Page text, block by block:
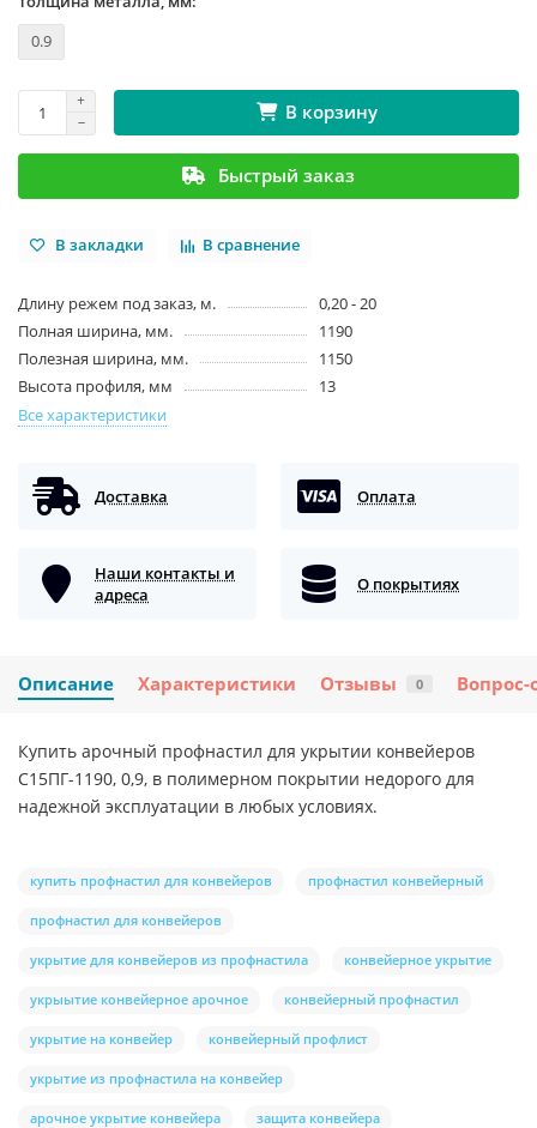
0.9
В корзину
Быстрый заказ
В закладки В сравнение
Длину режем под заказ, м.
0,20 - 20
Полная ширина, мм.
1190
Полезная ширина, мм.
1150
Высота профиля, мм
13
Все характеристики
Доставка Оплата
Наши контакты и
адреса
О покрытиях
Описание Характеристики Отзывы 0 Вопрос-
Купить арочный профнастил для укрытии конвейеров
С15ПГ-1190, 0,9, в полимерном покрытии недорого для
надежной эксплуатации в любых условиях.
купить профнастил для конвейеров профнастил конвейерный
профнастил для конвейеров
укрытие для конвейеров из профнастила конвейерное укрытие
укрыытие конвейерное арочное конвейерный профнастил
укрытие на конвейер конвейерный профлист
укрытие из профнастила на конвейер
арочное укрытие конвейера защита конвейера